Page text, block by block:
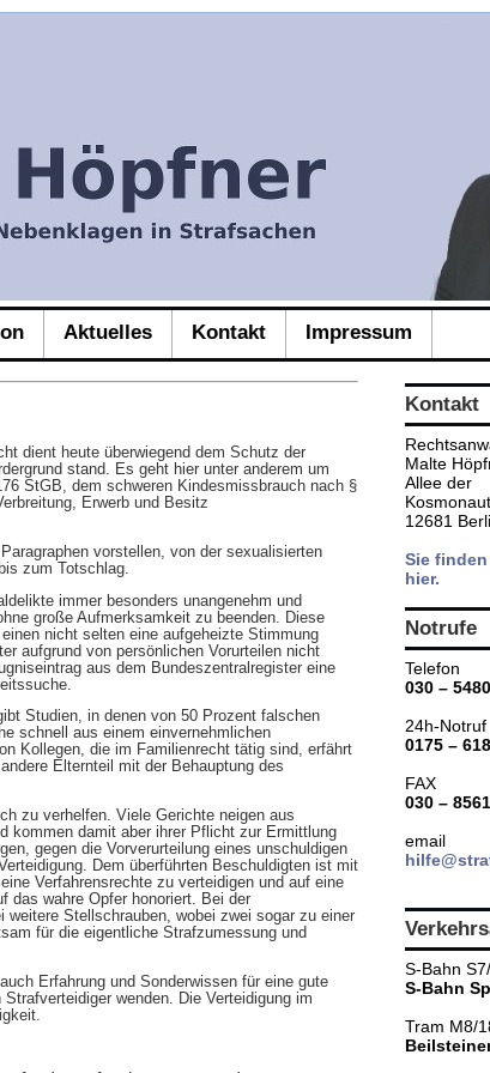
Aktuelles Kontakt Impressum
dient heute überwiegend dem Schutz der
stand. Es geht hier unter anderem um
StGB, dem schweren Kindesmissbrauch nach §
Erwerb und Besitz
vorstellen, von der sexualisierten
zum Totschlag.
immer besonders unangenehm und
große Aufmerksamkeit zu beenden. Diese
nicht selten eine aufgeheizte Stimmung
aufgrund von persönlichen Vorurteilen nicht
aus dem Bundeszentralregister eine
Studien, in denen von 50 Prozent falschen
schnell aus einem einvernehmlichen
Kollegen, die im Familienrecht tätig sind, erfährt
Elternteil mit der Behauptung des
zu verhelfen. Viele Gerichte neigen aus
kommen damit aber ihrer Pflicht zur Ermittlung
gegen die Vorverurteilung eines unschuldigen
Dem überführten Beschuldigten ist mit
Verfahrensrechte zu verteidigen und auf eine
das wahre Opfer honoriert. Bei der
Stellschrauben, wobei zwei sogar zu einer
für die eigentliche Strafzumessung und
Erfahrung und Sonderwissen für eine gute
wenden. Die Verteidigung im
Kontakt
Malte
Allee der
12681
Sie
hier.
Notrufe
Telefon
030 –
24h-Notruf
0175 –
FAX
030 –
email
S-Bahn
S-Bahn
Tram M8/